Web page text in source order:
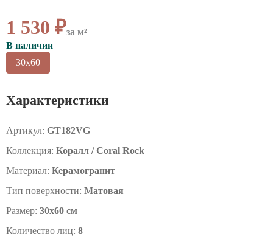
1 530 ₽за м²
В наличии
30x60
Характеристики
Артикул: GT182VG
Коллекция: Коралл / Coral Rock
Материал: Керамогранит
Тип поверхности: Матовая
Размер: 30x60 см
Количество лиц: 8